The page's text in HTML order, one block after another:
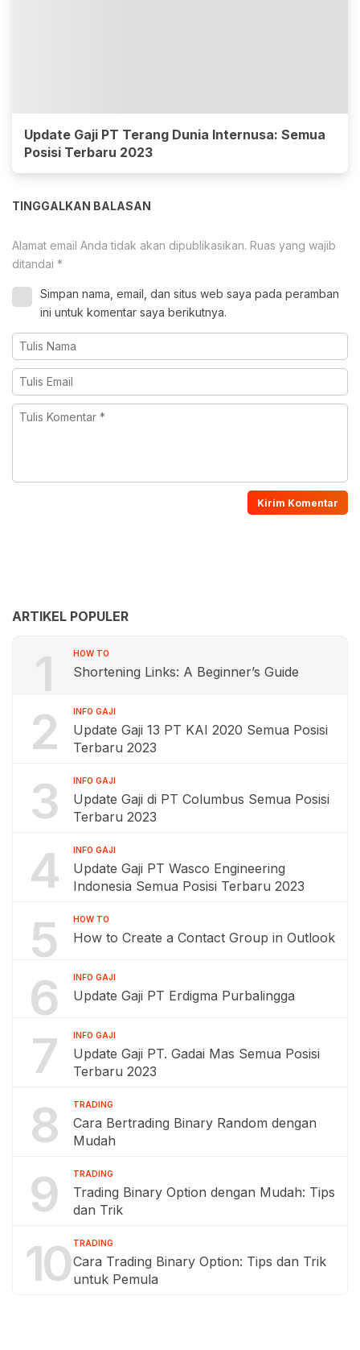
Update Gaji PT Terang Dunia Internusa: Semua
Posisi Terbaru 2023
TINGGALKAN BALASAN
Alamat email Anda tidak akan dipublikasikan. Ruas yang wajib
ditandai *
Simpan nama, email, dan situs web saya pada peramban
ini untuk komentar saya berikutnya.
ARTIKEL POPULER
1 HOW TO
Shortening Links: A Beginner’s Guide
2 INFO GAJI
Update Gaji 13 PT KAI 2020 Semua Posisi
Terbaru 2023
3 INFO GAJI
Update Gaji di PT Columbus Semua Posisi
Terbaru 2023
4 INFO GAJI
Update Gaji PT Wasco Engineering
Indonesia Semua Posisi Terbaru 2023
5 HOW TO
How to Create a Contact Group in Outlook
6 INFO GAJI
Update Gaji PT Erdigma Purbalingga
7 INFO GAJI
Update Gaji PT. Gadai Mas Semua Posisi
Terbaru 2023
8 TRADING
Cara Bertrading Binary Random dengan
Mudah
9 TRADING
Trading Binary Option dengan Mudah: Tips
dan Trik
10 TRADING
Cara Trading Binary Option: Tips dan Trik
untuk Pemula